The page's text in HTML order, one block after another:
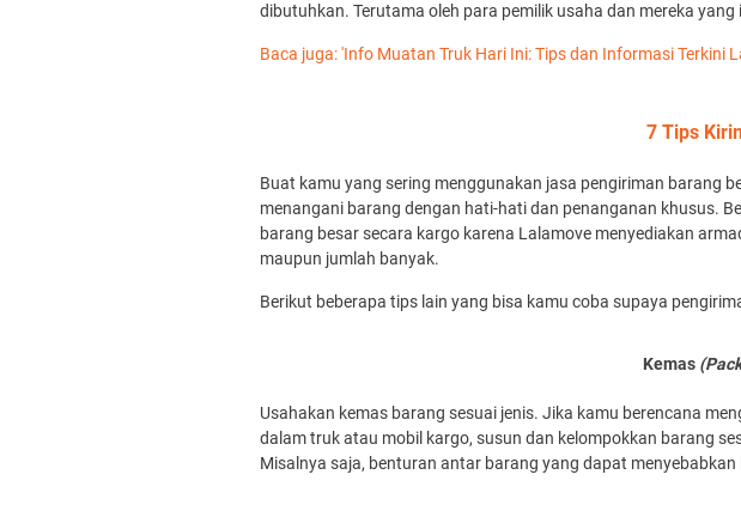
dibutuhkan. Terutama oleh para pemilik usaha dan mereka yang
Baca juga: 'Info Muatan Truk Hari Ini: Tips dan Informasi Terkini
7 Tips
Buat kamu yang sering menggunakan jasa pengiriman barang
menangani barang dengan hati-hati dan penanganan khusus.
barang besar secara kargo karena Lalamove menyediakan
maupun jumlah banyak.
Berikut beberapa tips lain yang bisa kamu coba supaya
Kemas
Usahakan kemas barang sesuai jenis. Jika kamu berencana
dalam truk atau mobil kargo, susun dan kelompokkan barang
Misalnya saja, benturan antar barang yang dapat